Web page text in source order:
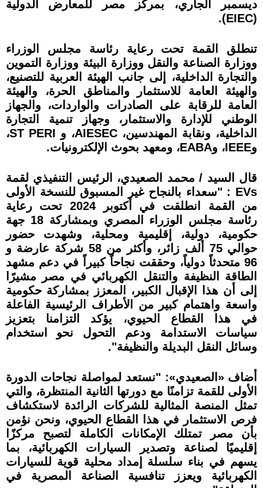
ديسمبر الجاري، بمركز مصر للمعارض الدولية
(EIEC).
تنطلق القمة تحت رعاية رئاسة مجلس الوزراء
ووزارة الصناعة والنقل ووزارة البيئة ووزارة التموين
والتجارة الداخلية، إلى جانب الهيئة العربية للتصنيع،
والهيئة العامة للاستثمار والمناطق الحرة، والهيئة
العامة للرقابة على الصادرات والواردات، والجهاز
الوطني للإدارة والاستثمار، وجهاز تنمية التجارة
الداخلية، ونقابة المهندسين، AIESEC، و ST PERI،
وIEEE، وEABA، ومعهد بحوث الإلكترونيات.
قال السيد / محمد الصعيدي، الرئيس التنفيذي لقمة
EVs : "سعداء بالنجاح غير المسبوق للنسخة الأولى
من القمة انطلقت في أكتوبر 2024 تحت رعاية
رئاسة مجلس الوزراء المصري وبمشاركة 18 جهة
حكومية، دولية، إقليمية ومحلية، وشهدت حضور
حوالي 75 ألف زائر، وأكثر من 58 شركة عارضة و
96 متحدثاً دولياً، وحققت نجاحاً كبيراً في دعم مشهد
الطاقة النظيفة والتنقل الكهربائي في مصر مشيرًا
إلى أن هذا الإقبال الكبير، المعزز بمشاركة حكومية
واسعة واهتمام كبير من الأطراف الرئيسية الفاعلة
في هذا القطاع الحيوي، يؤكد التزامنا بتعزيز
سياسات الاستدامة ودعم التحول نحو استخدام
وسائل النقل البديلة والنظيفة".
أضاف «الصعيدي»: "نستعد لمواصلة نجاحات الدورة
الأولى للقمة تزامنًا مع دورتها الثانية المنتظرة، والتي
تمثل المنصة المثالية للشركات الرائدة لاستكشاف
فرص الاستثمار في هذا القطاع الحيوي، ونحن نؤمن
بأن مصر تمتلك الإمكانات الكاملة لتصبح مركزًا
إقليميًا لصناعة وتصدير السيارات الكهربائية، بما
يسهم في بناء سلسلة إمداد محلية قوية للسيارات
الكهربائية ويعزز تنافسية الصناعة المصرية في